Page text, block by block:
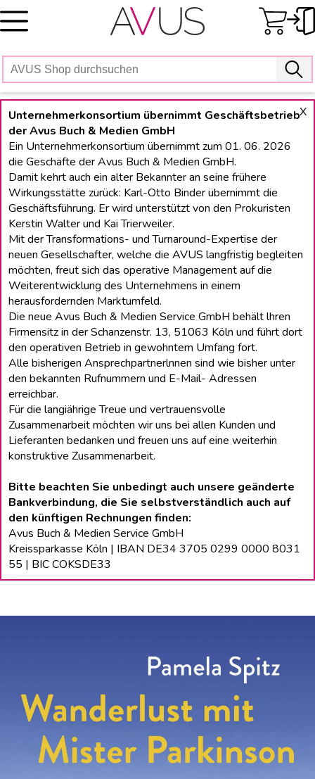
Skip
to
X
Unternehmerkonsortium übernimmt Geschäftsbetrieb
der Avus Buch & Medien GmbH
Ein Unternehmerkonsortium übernimmt zum 01. 06. 2026
die Geschäfte der Avus Buch & Medien GmbH.
Damit kehrt auch ein alter Bekannter an seine frühere
Wirkungsstätte zurück: Karl-Otto Binder übernimmt die
Geschäftsführung. Er wird unterstützt von den Prokuristen
Kerstin Walter und Kai Trierweiler.
Mit der Transformations- und Turnaround-Expertise der
neuen Gesellschafter, welche die AVUS langfristig begleiten
möchten, freut sich das operative Management auf die
Weiterentwicklung des Unternehmens in einem
herausfordernden Marktumfeld.
Die neue Avus Buch & Medien Service GmbH behält lhren
Firmensitz in der Schanzenstr. 13, 51063 Köln und führt dort
den operativen Betrieb in gewohntem Umfang fort.
Alle bisherigen Ansprechpartnerlnnen sind wie bisher unter
den bekannten Rufnummern und E-Mail- Adressen
erreichbar.
Für die langiährige Treue und vertrauensvolle
Zusammenarbeit möchten wir uns bei allen Kunden und
Lieferanten bedanken und freuen uns auf eine weiterhin
konstruktive Zusammenarbeit.
Bitte beachten Sie unbedingt auch unsere geänderte
Bankverbindung, die Sie selbstverständlich auch auf
den künftigen Rechnungen finden:
Avus Buch & Medien Service GmbH
Kreissparkasse Köln | IBAN DE34 3705 0299 0000 8031
55 | BIC COKSDE33